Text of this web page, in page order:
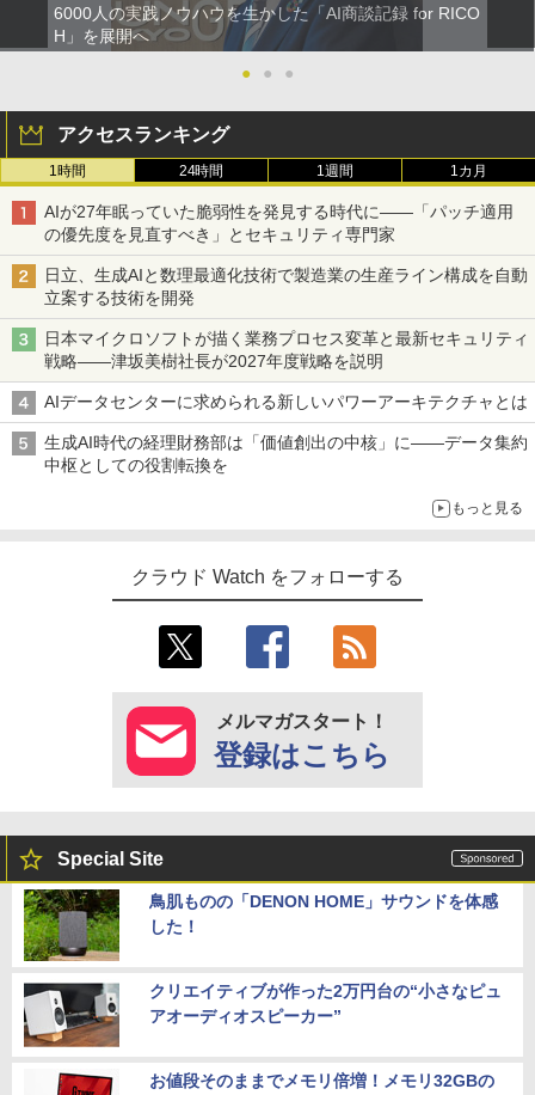
6000人の実践ノウハウを生かした「AI商談記録 for RICO
H」を展開へ
●
● ●
アクセスランキング
1時間 24時間 1週間 1カ月
AIが27年眠っていた脆弱性を発見する時代に――「パッチ適用
の優先度を見直すべき」とセキュリティ専門家
日立、生成AIと数理最適化技術で製造業の生産ライン構成を自動
立案する技術を開発
日本マイクロソフトが描く業務プロセス変革と最新セキュリティ
戦略――津坂美樹社長が2027年度戦略を説明
AIデータセンターに求められる新しいパワーアーキテクチャとは
生成AI時代の経理財務部は「価値創出の中核」に――データ集約
中枢としての役割転換を
もっと見る
クラウド Watch をフォローする
メルマガスタート！
登録はこちら
Special Site
鳥肌ものの「DENON HOME」サウンドを体感
した！
クリエイティブが作った2万円台の“小さなピュ
アオーディオスピーカー”
お値段そのままでメモリ倍増！メモリ32GBの